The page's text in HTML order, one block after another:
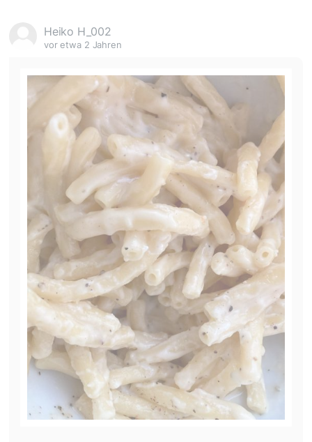
Heiko H_002
vor etwa 2 Jahren